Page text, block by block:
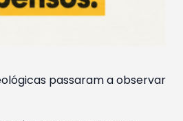
passaram a observar